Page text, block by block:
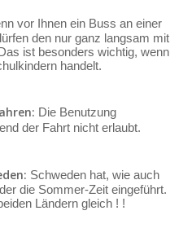
vor Ihnen ein Buss an einer
den nur ganz langsam mit
ist besonders wichtig, wenn
handelt.
Die Benutzung
der Fahrt nicht erlaubt.
Schweden hat, wie auch
die Sommer-Zeit eingeführt.
Ländern gleich ! !